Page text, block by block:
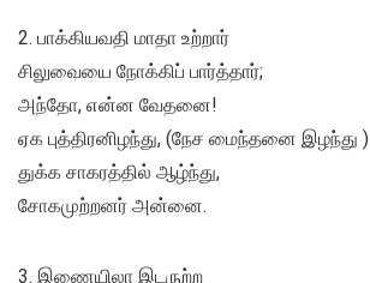
2. பாக்கியவதி மாதா உற்றார்
சிலுவையை நோக்கிப் பார்த்தார்;
அந்தோ, என்ன வேதனை!
ஏக புத்திரனிழந்து, (நேச மைந்தனை இழந்து )
துக்க சாகரத்தில் ஆழ்ந்து,
சோகமுற்றனர் அன்னை.
3. இணையிலா இடருற்ற